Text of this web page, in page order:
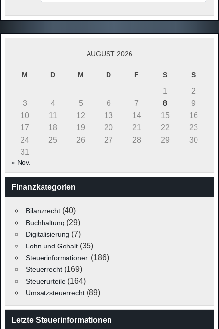
AUGUST 2026
M D M D F S S
1
2
3
4 5 6 7 8
9
10
11 12 13 14 15
16
17
18 19 20 21 22
23
24
25 26 27 28 29
30
31
« Nov.
Finanzkategorien
Bilanzrecht(40)
Buchhaltung (29)
Digitalisierung (7)
Lohn und Gehalt(35)
Steuerinformationen (186)
Steuerrecht(169)
Steuerurteile(164)
Umsatzsteuerrecht(89)
Letzte Steuerinformationen